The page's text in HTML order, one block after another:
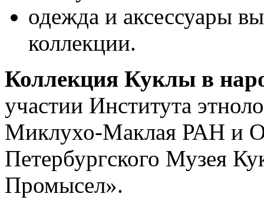
одежда и аксессуары
коллекции.
Коллекция Куклы в
участии Института
Миклухо-Маклая РАН и
Петербургского Музея
Промысел».